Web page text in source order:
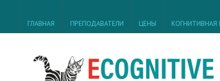
ГЛАВНАЯ ПРЕПОДАВАТЕЛИ ЦЕНЫ